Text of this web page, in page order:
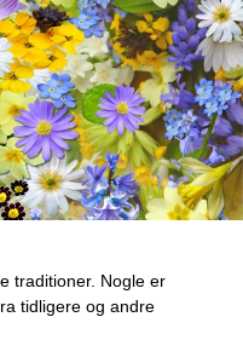
traditioner. Nogle er
tidligere og andre